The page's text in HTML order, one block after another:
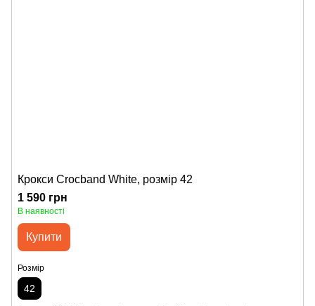
Крокси Crocband White, розмір 42
1 590 грн
В наявності
Купити
Розмір
42